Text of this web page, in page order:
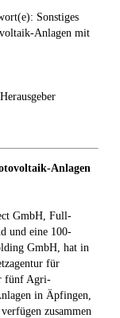
Sonstiges
Anlagen mit
Anlagen
GmbH, Full-
und eine 100-
GmbH, hat in
für
fünf Agri-
in Äpfingen,
zusammen